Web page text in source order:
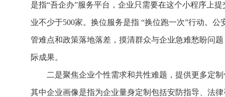
是指“吾企办”服务平台，企业只需要在这个小程序上
业不少于500家。换位服务是指 “换位跑一次”行动。
管难点和政策落地落差，摸清群众与企业急难愁盼问
际成果。
二是聚焦企业个性需求和共性难题，提供更多定
其中企业画像是指为企业量身定制包括安防指导、法